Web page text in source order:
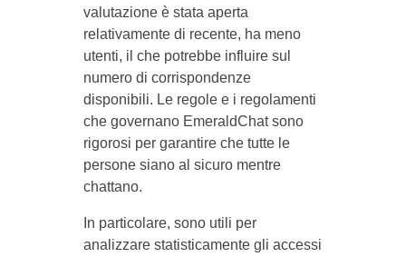
valutazione è stata aperta
relativamente di recente, ha meno
utenti, il che potrebbe influire sul
numero di corrispondenze
disponibili. Le regole e i regolamenti
che governano EmeraldChat sono
rigorosi per garantire che tutte le
persone siano al sicuro mentre
chattano.
In particolare, sono utili per
analizzare statisticamente gli accessi